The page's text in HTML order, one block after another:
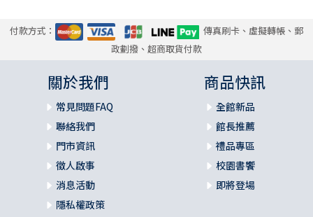
付款方式：
傳真刷卡、虛擬轉帳、郵
政劃撥、超商取貨付款
關於我們
常見問題FAQ
聯絡我們
門市資訊
徵人啟事
消息活動
隱私權政策
商品快訊
全館新品
館長推薦
禮品專區
校園書饗
即將登場